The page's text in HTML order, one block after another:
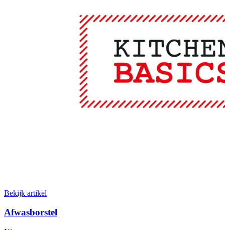
Bekijk artikel
Afwasborstel